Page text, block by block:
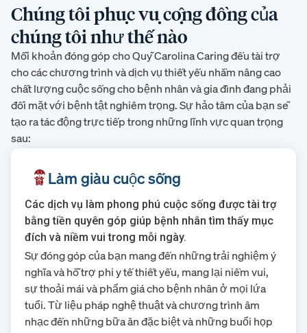
Làm giàu cuộc sống
Các dịch vụ làm phong phú cuộc sống được tài trợ
bằng tiền quyên góp giúp bệnh nhân tìm thấy mục
đích và niềm vui trong mỗi ngày.
Sự đóng góp của bạn mang đến những trải nghiệm ý
nghĩa và hỗ trợ phi y tế thiết yếu, mang lại niềm vui,
sự thoải mái và phẩm giá cho bệnh nhân ở mọi lứa
tuổi. Từ liệu pháp nghệ thuật và chương trình âm
nhạc đến những bữa ăn đặc biệt và những buổi họp
Chúng tôi phục vụ cộng đồng của
chúng tôi như thế nào
Mỗi khoản đóng góp cho Quỹ Carolina Caring đều tài trợ
cho các chương trình và dịch vụ thiết yếu nhằm nâng cao
chất lượng cuộc sống cho bệnh nhân và gia đình đang phải
đối mặt với bệnh tật nghiêm trọng. Sự hảo tâm của bạn sẽ
tạo ra tác động trực tiếp trong những lĩnh vực quan trọng
sau: